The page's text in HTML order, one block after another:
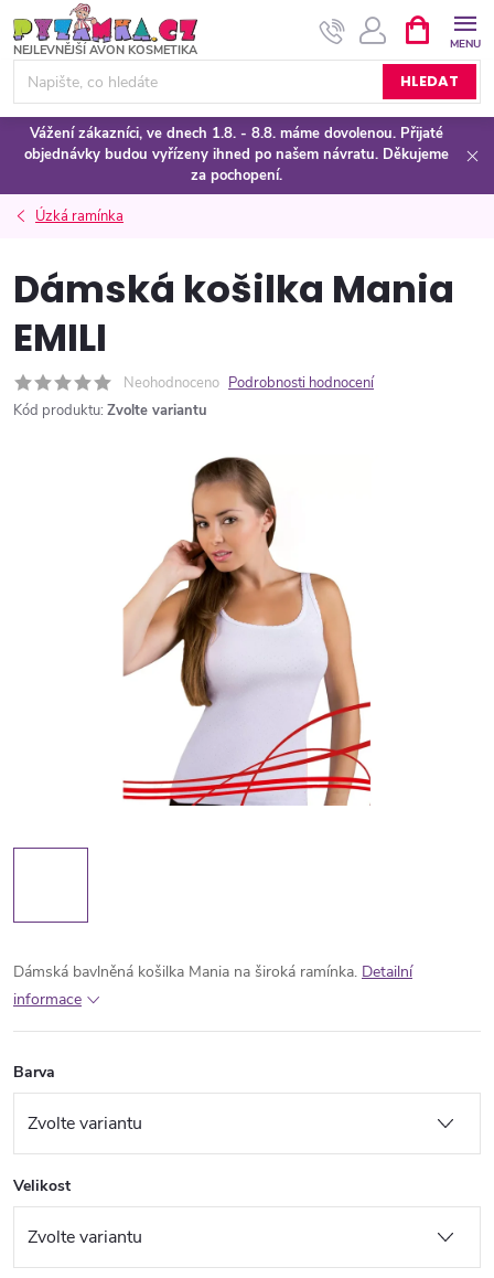
na
obsah
HLEDAT
NÁKUPNÍ
KOŠÍK
Vážení zákazníci, ve dnech 1.8. - 8.8. máme dovolenou. Přijaté
objednávky budou vyřízeny ihned po našem návratu. Děkujeme
za pochopení.
Úzká ramínka
Dámská košilka Mania
EMILI
Neohodnoceno Podrobnosti hodnocení
Kód produktu: Zvolte variantu
Dámská bavlněná košilka Mania na široká ramínka. Detailní
informace
Barva
Velikost